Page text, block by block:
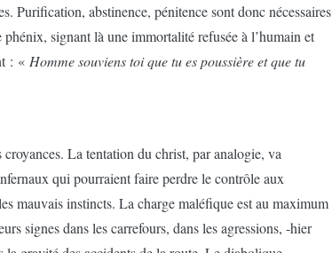
Purification, abstinence, pénitence sont donc nécessaires
phénix, signant là une immortalité refusée à l’humain et
: « Homme souviens toi que tu es poussière et que tu
La tentation du christ, par analogie, va
qui pourraient faire perdre le contrôle aux
mauvais instincts. La charge maléfique est au maximum
signes dans les carrefours, dans les agressions, -hier